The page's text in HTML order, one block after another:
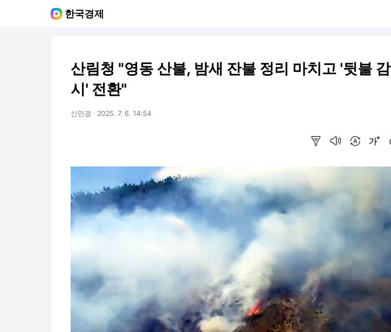
한국경제
산림청 "영동 산불, 밤새 잔불 정리 마치고 '뒷불 감
시' 전환"
신민경 2025. 7. 6. 14:54